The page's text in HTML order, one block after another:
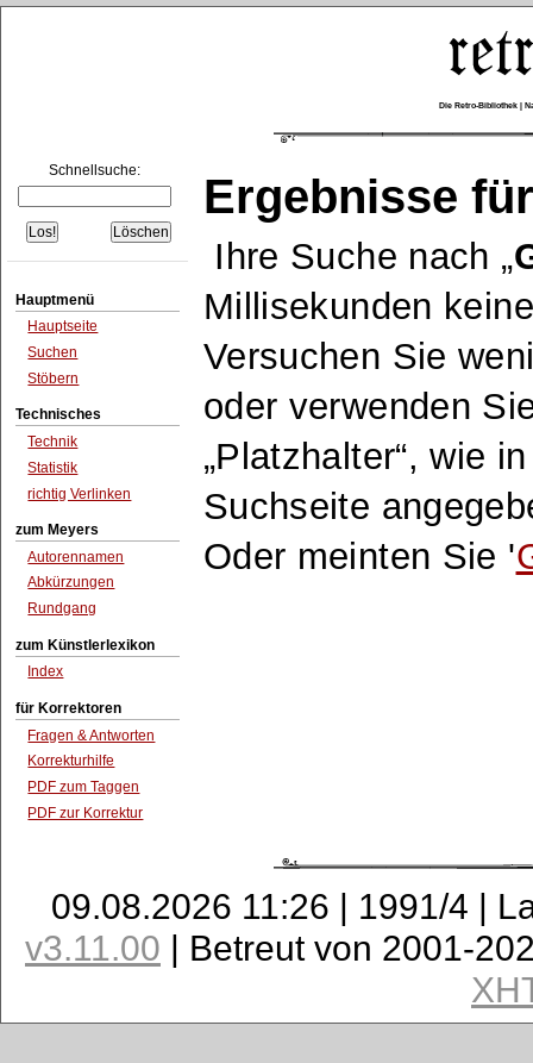
Die Retro-Bibliothek |
Schnellsuche:
Hauptmenü
Hauptseite
Suchen
Stöbern
Technisches
Technik
Statistik
richtig Verlinken
zum Meyers
Autorennamen
Abkürzungen
Rundgang
zum Künstlerlexikon
Index
für Korrektoren
Fragen & Antworten
Korrekturhilfe
PDF zum Taggen
PDF zur Korrektur
Ergebnisse
Ihre Suche nach
Millisekunden
Versuchen Sie
oder verwenden
Platzhalter , wie
Suchseite
Oder meinten Sie '
09.08.2026 11:26 | 1991/4 |
v3.11.00 | Betreut von 2001-